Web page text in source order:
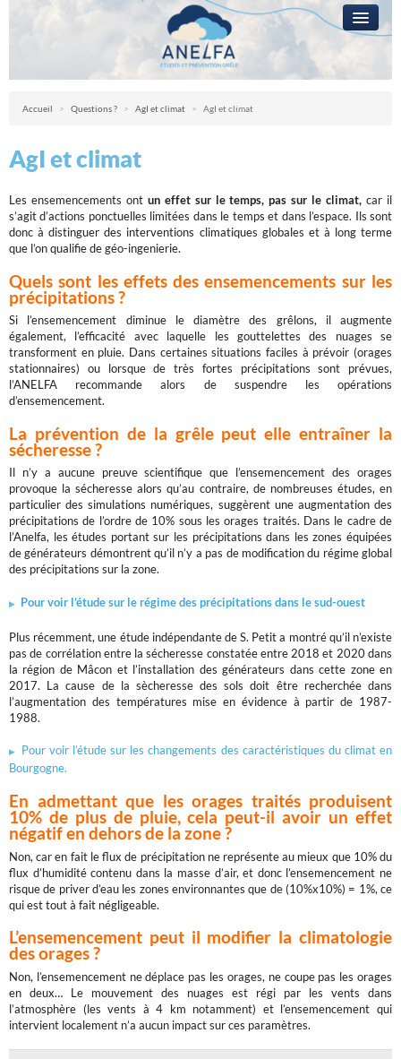
L’ANELFA
CAMPAGNE
QUESTIONS ?
Accueil > Questions ? > AgI et climat > AgI et climat
AgI et climat
Les ensemencements ont un effet sur le temps, pas sur le climat, car il
s’agit d’actions ponctuelles limitées dans le temps et dans l’espace. Ils sont
donc à distinguer des interventions climatiques globales et à long terme
que l’on qualifie de géo-ingenierie.
Quels sont les effets des ensemencements sur les
précipitations ?
Si l’ensemencement diminue le diamètre des grêlons, il augmente
également, l’efficacité avec laquelle les gouttelettes des nuages se
transforment en pluie. Dans certaines situations faciles à prévoir (orages
stationnaires) ou lorsque de très fortes précipitations sont prévues,
l’ANELFA recommande alors de suspendre les opérations
d’ensemencement.
La prévention de la grêle peut elle entraîner la
sécheresse ?
Il n’y a aucune preuve scientifique que l’ensemencement des orages
provoque la sécheresse alors qu’au contraire, de nombreuses études, en
particulier des simulations numériques, suggèrent une augmentation des
précipitations de l’ordre de 10% sous les orages traités. Dans le cadre de
l’Anelfa, les études portant sur les précipitations dans les zones équipées
de générateurs démontrent qu’il n’y a pas de modification du régime global
des précipitations sur la zone.
Pour voir l’étude sur le régime des précipitations dans le sud-ouest
Plus récemment, une étude indépendante de S. Petit a montré qu’il n’existe
pas de corrélation entre la sécheresse constatée entre 2018 et 2020 dans
la région de Mâcon et l’installation des générateurs dans cette zone en
2017. La cause de la sècheresse des sols doit être recherchée dans
l’augmentation des températures mise en évidence à partir de 1987-
1988.
Pour voir l’étude sur les changements des caractéristiques du climat en
Bourgogne.
En admettant que les orages traités produisent
10% de plus de pluie, cela peut-il avoir un effet
négatif en dehors de la zone ?
Non, car en fait le flux de précipitation ne représente au mieux que 10% du
flux d’humidité contenu dans la masse d’air, et donc l’ensemencement ne
risque de priver d’eau les zones environnantes que de (10%x10%) = 1%, ce
qui est tout à fait négligeable.
L’ensemencement peut il modifier la climatologie
des orages ?
Non, l’ensemencement ne déplace pas les orages, ne coupe pas les orages
en deux… Le mouvement des nuages est régi par les vents dans
l’atmosphère (les vents à 4 km notamment) et l’ensemencement qui
intervient localement n’a aucun impact sur ces paramètres.